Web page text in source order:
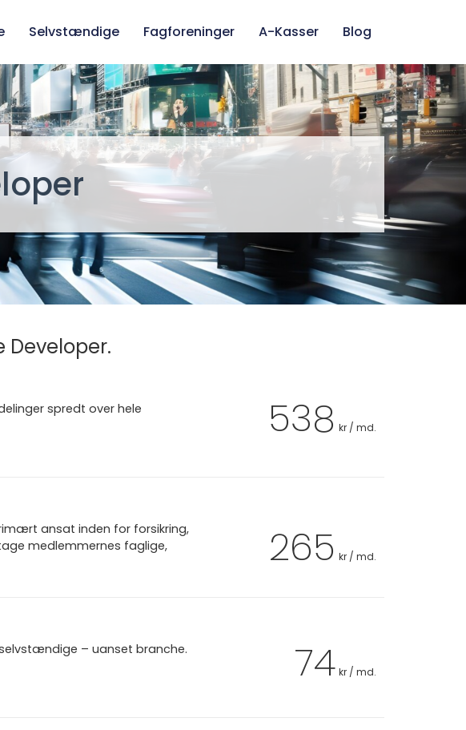
Selvstændige Fagforeninger A-Kasser Blog
Developer.
spredt over hele
538 kr / md.
ansat inden for forsikring,
medlemmernes faglige,
265 kr / md.
– uanset branche.
74 kr / md.